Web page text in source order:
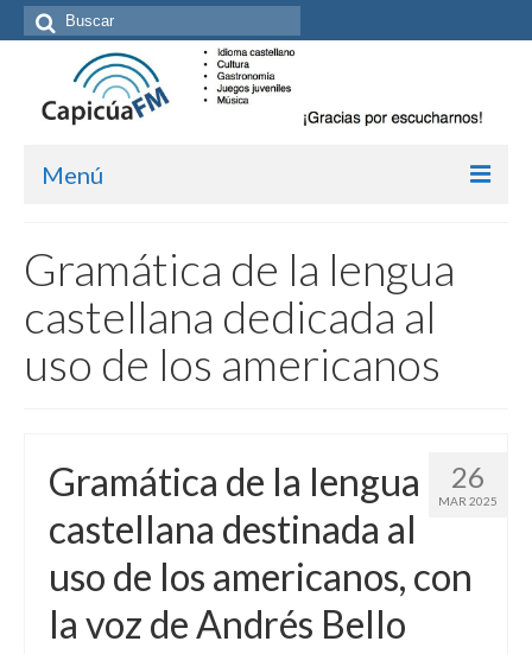
Buscar
por:
Menú
Kit de medios
Cómo suscribirte
Más de Allan Tépper
Contacto (vía TecnoTur)
Graba tu mensaje hablado
Escuchalibros.com
EditorialTecnoTur.com
Gramática de la lengua
castellana dedicada al
uso de los americanos
26
MAR 2025
Gramática de la lengua
castellana destinada al
uso de los americanos, con
la voz de Andrés Bello